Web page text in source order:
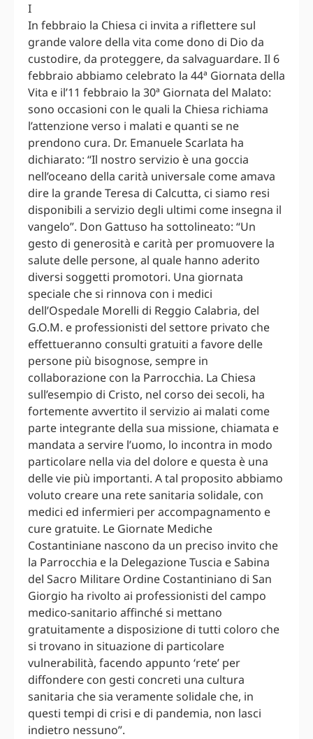
I
In febbraio la Chiesa ci invita a riflettere sul
grande valore della vita come dono di Dio da
custodire, da proteggere, da salvaguardare. Il 6
febbraio abbiamo celebrato la 44ª Giornata della
Vita e il’11 febbraio la 30ª Giornata del Malato:
sono occasioni con le quali la Chiesa richiama
l’attenzione verso i malati e quanti se ne
prendono cura. Dr. Emanuele Scarlata ha
dichiarato: “Il nostro servizio è una goccia
nell’oceano della carità universale come amava
dire la grande Teresa di Calcutta, ci siamo resi
disponibili a servizio degli ultimi come insegna il
vangelo”. Don Gattuso ha sottolineato: “Un
gesto di generosità e carità per promuovere la
salute delle persone, al quale hanno aderito
diversi soggetti promotori. Una giornata
speciale che si rinnova con i medici
dell’Ospedale Morelli di Reggio Calabria, del
G.O.M. e professionisti del settore privato che
effettueranno consulti gratuiti a favore delle
persone più bisognose, sempre in
collaborazione con la Parrocchia. La Chiesa
sull’esempio di Cristo, nel corso dei secoli, ha
fortemente avvertito il servizio ai malati come
parte integrante della sua missione, chiamata e
mandata a servire l’uomo, lo incontra in modo
particolare nella via del dolore e questa è una
delle vie più importanti. A tal proposito abbiamo
voluto creare una rete sanitaria solidale, con
medici ed infermieri per accompagnamento e
cure gratuite. Le Giornate Mediche
Costantiniane nascono da un preciso invito che
la Parrocchia e la Delegazione Tuscia e Sabina
del Sacro Militare Ordine Costantiniano di San
Giorgio ha rivolto ai professionisti del campo
medico-sanitario affinché si mettano
gratuitamente a disposizione di tutti coloro che
si trovano in situazione di particolare
vulnerabilità, facendo appunto ‘rete’ per
diffondere con gesti concreti una cultura
sanitaria che sia veramente solidale che, in
questi tempi di crisi e di pandemia, non lasci
indietro nessuno”.